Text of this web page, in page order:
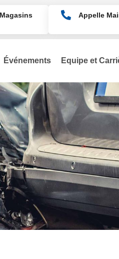
Appelle
Événements Equipe et